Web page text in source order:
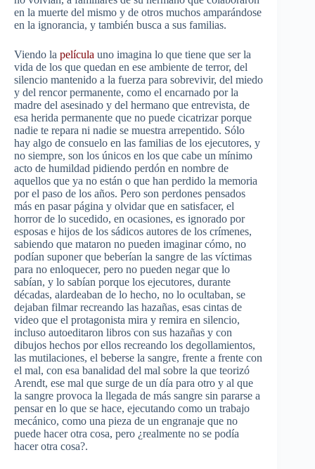
en la muerte del mismo y de otros muchos amparándose
en la ignorancia, y también busca a sus familias.
Viendo la película uno imagina lo que tiene que ser la
vida de los que quedan en ese ambiente de terror, del
silencio mantenido a la fuerza para sobrevivir, del miedo
y del rencor permanente, como el encarnado por la
madre del asesinado y del hermano que entrevista, de
esa herida permanente que no puede cicatrizar porque
nadie te repara ni nadie se muestra arrepentido. Sólo
hay algo de consuelo en las familias de los ejecutores, y
no siempre, son los únicos en los que cabe un mínimo
acto de humildad pidiendo perdón en nombre de
aquellos que ya no están o que han perdido la memoria
por el paso de los años. Pero son perdones pensados
más en pasar página y olvidar que en satisfacer, el
horror de lo sucedido, en ocasiones, es ignorado por
esposas e hijos de los sádicos autores de los crímenes,
sabiendo que mataron no pueden imaginar cómo, no
podían suponer que beberían la sangre de las víctimas
para no enloquecer, pero no pueden negar que lo
sabían, y lo sabían porque los ejecutores, durante
décadas, alardeaban de lo hecho, no lo ocultaban, se
dejaban filmar recreando las hazañas, esas cintas de
video que el protagonista mira y remira en silencio,
incluso autoeditaron libros con sus hazañas y con
dibujos hechos por ellos recreando los degollamientos,
las mutilaciones, el beberse la sangre, frente a frente con
el mal, con esa banalidad del mal sobre la que teorizó
Arendt, ese mal que surge de un día para otro y al que
la sangre provoca la llegada de más sangre sin pararse a
pensar en lo que se hace, ejecutando como un trabajo
mecánico, como una pieza de un engranaje que no
puede hacer otra cosa, pero ¿realmente no se podía
hacer otra cosa?.